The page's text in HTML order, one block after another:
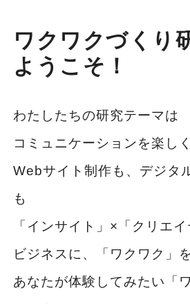
ワクワクづくり
ようこそ！
わたしたちの研究テーマは
コミュニケーションを楽し
Webサイト制作も、デジタ
も
「インサイト」×「クリエ
ビジネスに、「ワクワク」
あなたが体験してみたい「